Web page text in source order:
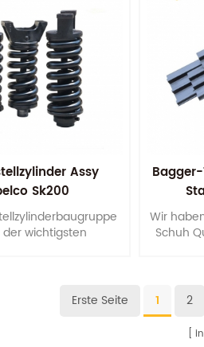
Assy
Sk200
der wichtigsten
Wir
Schuh
Erste Seite
1 2